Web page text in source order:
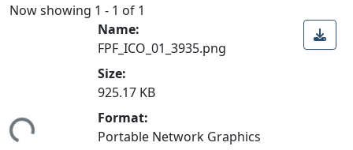
Now showing 1 - 1 of 1
Name:
FPF_ICO_01_3935.png
Size:
925.17 KB
Format:
Portable Network Graphics